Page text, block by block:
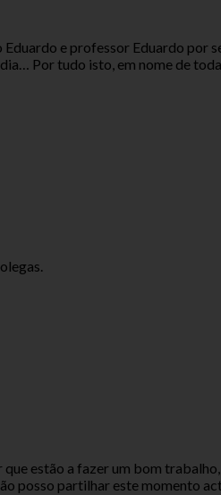
Eduardo e professor Eduardo por
Por tudo isto, em nome de
estão a fazer um bom
posso partilhar este momento